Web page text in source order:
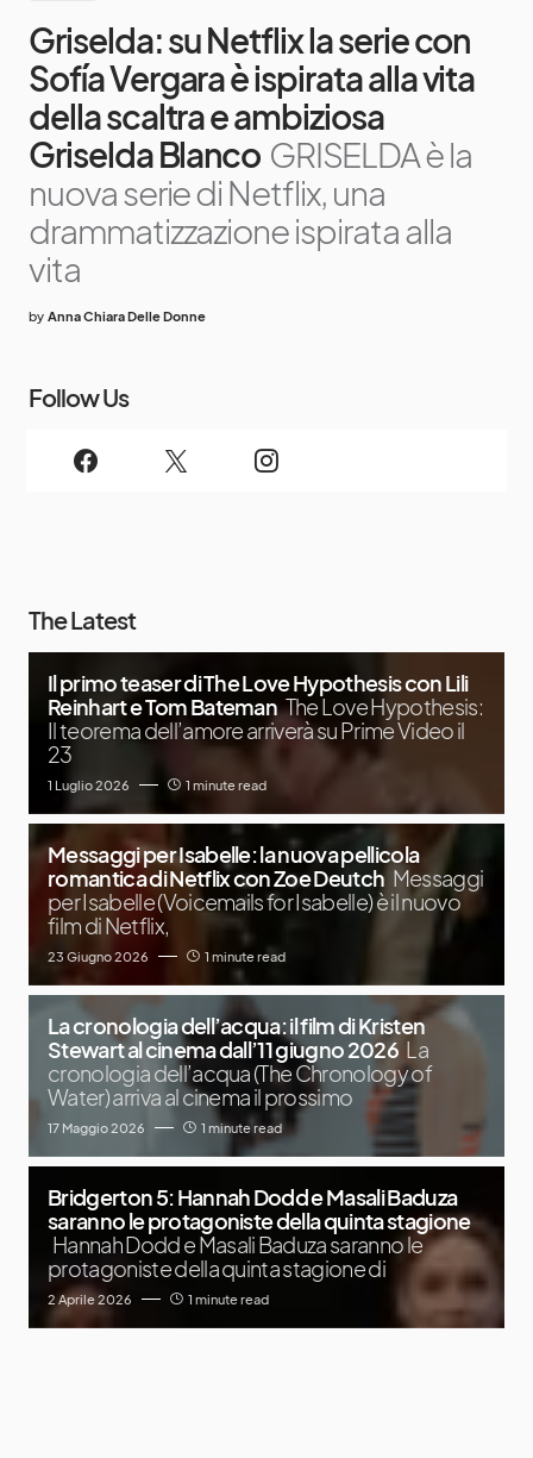
Griselda: su Netflix la serie con
Sofía Vergara è ispirata alla vita
della scaltra e ambiziosa
Griselda Blanco GRISELDA è la
nuova serie di Netflix, una
drammatizzazione ispirata alla
vita
by Anna Chiara Delle Donne
Follow Us
The Latest
Il primo teaser di The Love Hypothesis con Lili
Reinhart e Tom Bateman The Love Hypothesis:
Il teorema dell’amore arriverà su Prime Video il
23
1 Luglio 2026 1 minute read
Messaggi per Isabelle: la nuova pellicola
romantica di Netflix con Zoe Deutch Messaggi
per Isabelle (Voicemails for Isabelle) è il nuovo
film di Netflix,
23 Giugno 2026 1 minute read
La cronologia dell’acqua: il film di Kristen
Stewart al cinema dall’11 giugno 2026 La
cronologia dell’acqua (The Chronology of
Water) arriva al cinema il prossimo
17 Maggio 2026 1 minute read
Bridgerton 5: Hannah Dodd e Masali Baduza
saranno le protagoniste della quinta stagione
Hannah Dodd e Masali Baduza saranno le
protagoniste della quinta stagione di
2 Aprile 2026 1 minute read